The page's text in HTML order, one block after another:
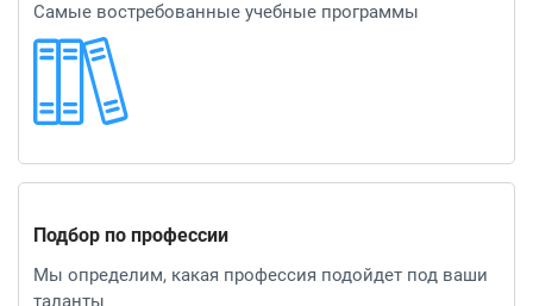
Самые востребованные учебные программы
Подбор по профессии
Мы определим, какая профессия подойдет под ваши
таланты